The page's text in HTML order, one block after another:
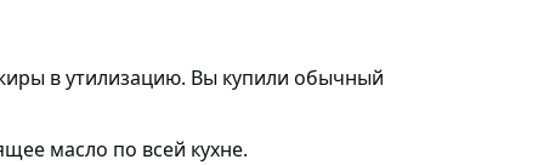
в утилизацию. Вы купили обычный
масло по всей кухне.